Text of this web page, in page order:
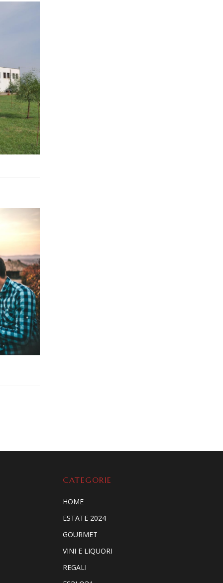
CATEGORIE
HOME
ESTATE 2024
GOURMET
VINI E LIQUORI
REGALI